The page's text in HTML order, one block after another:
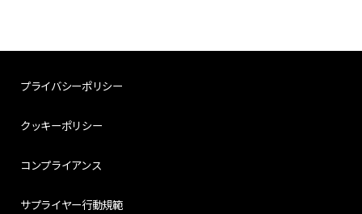
プライバシーポリシー
クッキーポリシー
コンプライアンス
サプライヤー行動規範